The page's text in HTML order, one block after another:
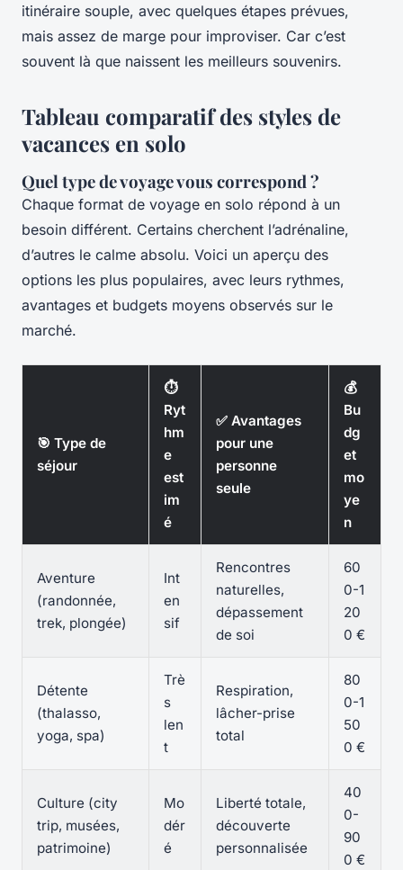
itinéraire souple, avec quelques étapes prévues,
mais assez de marge pour improviser. Car c’est
souvent là que naissent les meilleurs souvenirs.
Tableau comparatif des styles de
vacances en solo
Quel type de voyage vous correspond ?
Chaque format de voyage en solo répond à un
besoin différent. Certains cherchent l’adrénaline,
d’autres le calme absolu. Voici un aperçu des
options les plus populaires, avec leurs rythmes,
avantages et budgets moyens observés sur le
marché.
🎯 Type de
séjour
⏱️
Ryt
hm
e
est
im
é
✅ Avantages
pour une
personne
seule
💰
Bu
dg
et
mo
ye
n
Aventure
(randonnée,
trek, plongée)
Int
en
sif
Rencontres
naturelles,
dépassement
de soi
60
0-1
20
0 €
Détente
(thalasso,
yoga, spa)
Trè
s
len
t
Respiration,
lâcher-prise
total
80
0-1
50
0 €
Culture (city
trip, musées,
patrimoine)
Mo
dér
é
Liberté totale,
découverte
personnalisée
40
0-
90
0 €